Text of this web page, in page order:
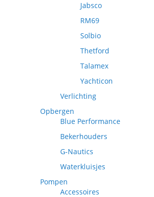
Jabsco
RM69
Solbio
Thetford
Talamex
Yachticon
Verlichting
Opbergen
Blue Performance
Bekerhouders
G-Nautics
Waterkluisjes
Pompen
Accessoires